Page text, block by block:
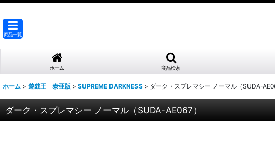
商品一覧
ホーム 商品検索
ホーム > 遊戯王 泰亜版 > SUPREME DARKNESS > ダーク・スプレマシー ノーマル（SUDA-
ダーク・スプレマシー ノーマル（SUDA-AE067）